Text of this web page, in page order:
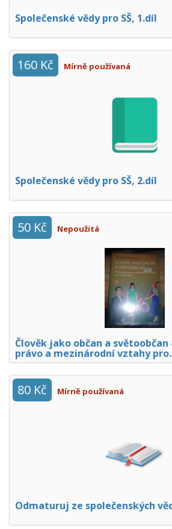
Společenské vědy pro SŠ, 1.díl
160 Kč Mírně používaná
Společenské vědy pro SŠ, 2.díl
50 Kč Nepoužitá
Člověk jako občan a
právo a mezinárodní vztahy
80 Kč Mírně používaná
Odmaturuj ze společenských